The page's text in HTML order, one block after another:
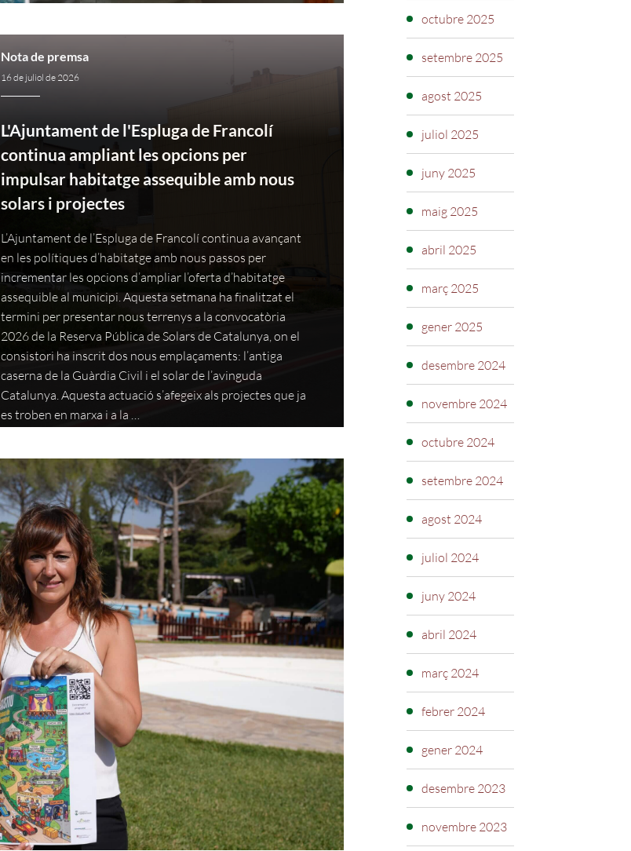
Nota de premsa
16 de juliol de 2026
L'Ajuntament de l'Espluga de Francolí
continua ampliant les opcions per
impulsar habitatge assequible amb nous
solars i projectes
L’Ajuntament de l’Espluga de Francolí continua avançant
en les polítiques d’habitatge amb nous passos per
incrementar les opcions d’ampliar l’oferta d’habitatge
assequible al municipi. Aquesta setmana ha finalitzat el
termini per presentar nous terrenys a la convocatòria
2026 de la Reserva Pública de Solars de Catalunya, on el
consistori ha inscrit dos nous emplaçaments: l’antiga
caserna de la Guàrdia Civil i el solar de l’avinguda
Catalunya. Aquesta actuació s’afegeix als projectes que ja
es troben en marxa i a la …
octubre 2025
setembre 2025
agost 2025
juliol 2025
juny 2025
maig 2025
abril 2025
març 2025
gener 2025
desembre 2024
novembre 2024
octubre 2024
setembre 2024
agost 2024
juliol 2024
juny 2024
abril 2024
març 2024
febrer 2024
gener 2024
desembre 2023
novembre 2023